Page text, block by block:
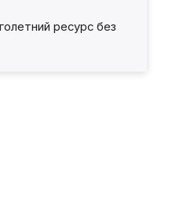
ресурс без